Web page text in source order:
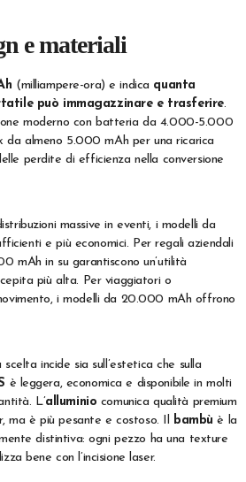
e materiali
(milliampere-ora) e indica quanta
può immagazzinare e trasferire.
moderno con batteria da 4.000-5.000
da almeno 5.000 mAh per una ricarica
perdite di efficienza nella conversione
massive in eventi, i modelli da
e più economici. Per regali aziendali
mAh in su garantiscono un’utilità
più alta. Per viaggiatori o
i modelli da 20.000 mAh offrono
scelta incide sia sull’estetica che sulla
è leggera, economica e disponibile in molti
L’alluminio comunica qualità premium
ma è più pesante e costoso. Il
bambù è la
distintiva: ogni pezzo ha una texture
bene con l’incisione laser.